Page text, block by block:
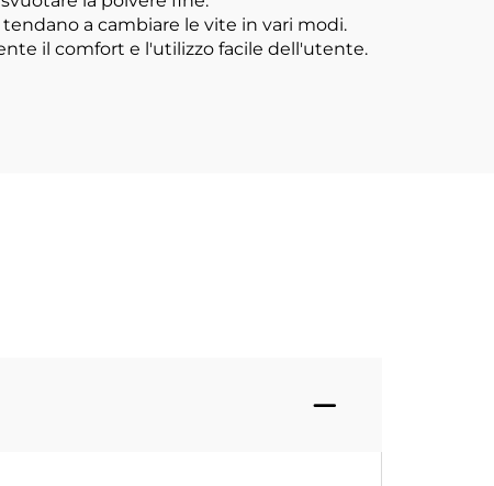
a cambiare le vite in vari modi.
il comfort e l'utilizzo facile dell'utente.